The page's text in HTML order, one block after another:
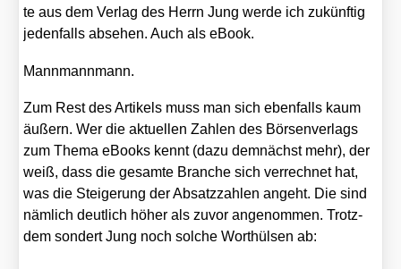
te aus dem Ver­lag des Herrn Jung wer­de ich zukünf­tig
jeden­falls abse­hen. Auch als eBook.
Mann­mann­mann.
Zum Rest des Arti­kels muss man sich eben­falls kaum
äußern. Wer die aktu­el­len Zah­len des Bör­sen­ver­lags
zum The­ma eBooks kennt (dazu dem­nächst mehr), der
weiß, dass die gesam­te Bran­che sich ver­rech­net hat,
was die Stei­ge­rung der Absatz­zah­len angeht. Die sind
näm­lich deut­lich höher als zuvor ange­nom­men. Trotz­
dem son­dert Jung noch sol­che Wort­hül­sen ab: